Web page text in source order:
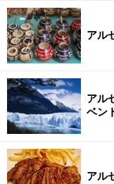
アル
アル
ベン
アル